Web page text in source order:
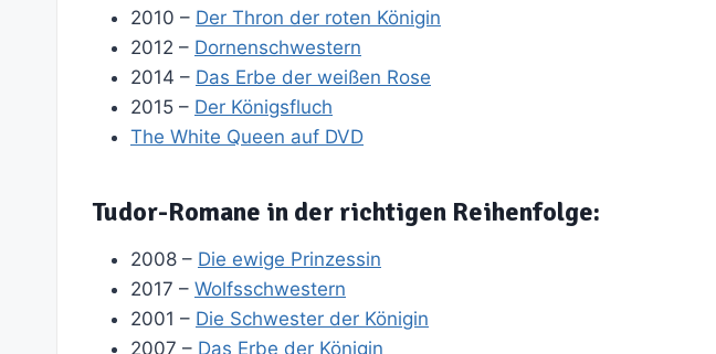
2010 – Der Thron der roten Königin
2012 – Dornenschwestern
2014 – Das Erbe der weißen Rose
2015 – Der Königsfluch
The White Queen auf DVD
Tudor-Romane in der richtigen Reihenfolge:
2008 – Die ewige Prinzessin
2017 – Wolfsschwestern
2001 – Die Schwester der Königin
2007 – Das Erbe der Königin